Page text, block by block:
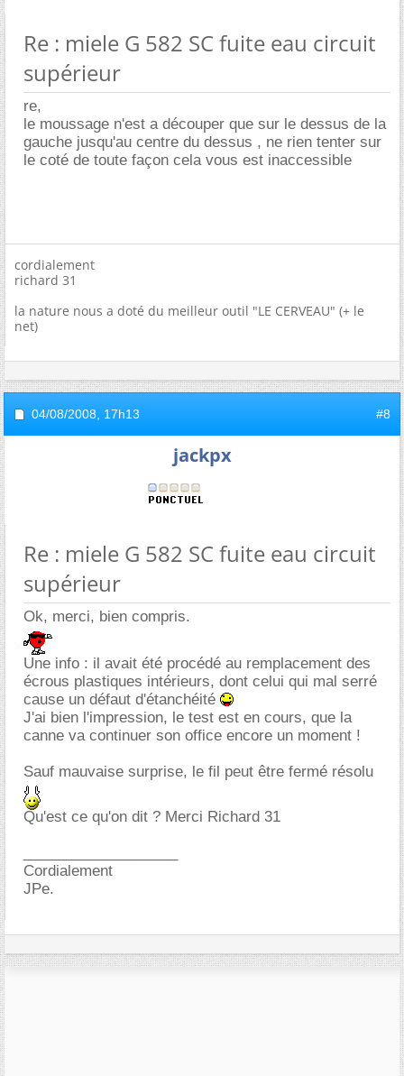
Re : miele G 582 SC fuite eau circuit
supérieur
re,
le moussage n'est a découper que sur le dessus de la
gauche jusqu'au centre du dessus , ne rien tenter sur
le coté de toute façon cela vous est inaccessible
cordialement
richard 31
la nature nous a doté du meilleur outil "LE CERVEAU" (+ le
net)
04/08/2008, 17h13 #8
jackpx
Re : miele G 582 SC fuite eau circuit
supérieur
Ok, merci, bien compris.
Une info : il avait été procédé au remplacement des
écrous plastiques intérieurs, dont celui qui mal serré
cause un défaut d'étanchéité
J'ai bien l'impression, le test est en cours, que la
canne va continuer son office encore un moment !
Sauf mauvaise surprise, le fil peut être fermé résolu
Qu'est ce qu'on dit ? Merci Richard 31
Cordialement
JPe.